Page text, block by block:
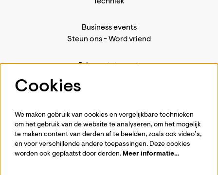
Business events
Steun ons-Word vriend
Privacystatement
Volg ons
Cookies
We maken gebruik van cookies en vergelijkbare technieken
om het gebruik van de website te analyseren, om het mogelijk
te maken content van derden af te beelden, zoals ook video’s,
en voor verschillende andere toepassingen. Deze cookies
worden ook geplaatst door derden. Meer informatie…